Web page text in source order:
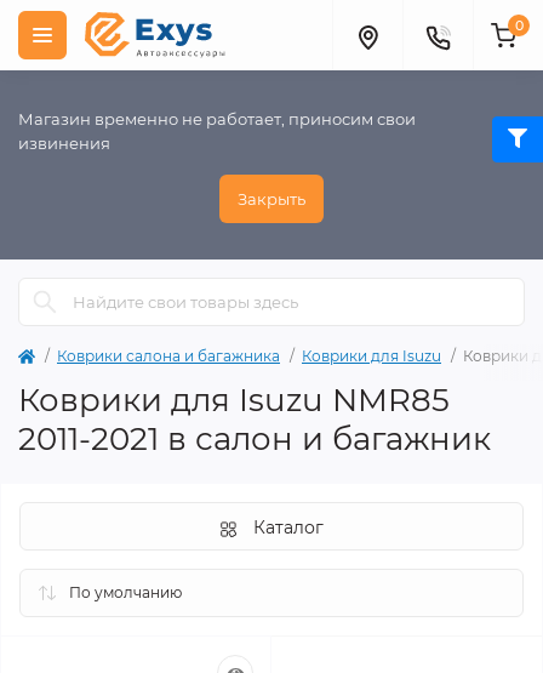
Магазин временно не работает, приносим свои
извинения
Закрыть
0
Коврики салона и багажника Коврики для Isuzu Коврики
Коврики для Isuzu NMR85
2011-2021 в салон и багажник
Каталог